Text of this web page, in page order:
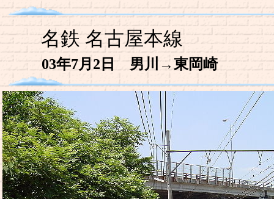
03年7月2日 男川→東岡崎
名鉄 名古屋本線